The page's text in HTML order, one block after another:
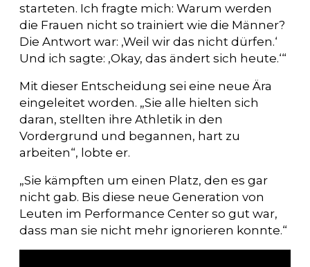
starteten. Ich fragte mich: Warum werden
die Frauen nicht so trainiert wie die Männer?
Die Antwort war: ‚Weil wir das nicht dürfen.‘
Und ich sagte: ‚Okay, das ändert sich heute.‘“
Mit dieser Entscheidung sei eine neue Ära
eingeleitet worden. „Sie alle hielten sich
daran, stellten ihre Athletik in den
Vordergrund und begannen, hart zu
arbeiten“, lobte er.
„Sie kämpften um einen Platz, den es gar
nicht gab. Bis diese neue Generation von
Leuten im Performance Center so gut war,
dass man sie nicht mehr ignorieren konnte.“